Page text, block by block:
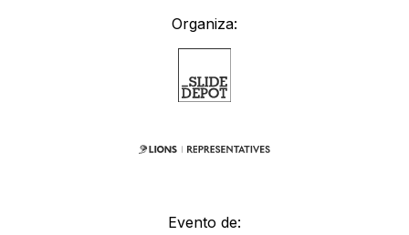
Organiza:
Evento de: